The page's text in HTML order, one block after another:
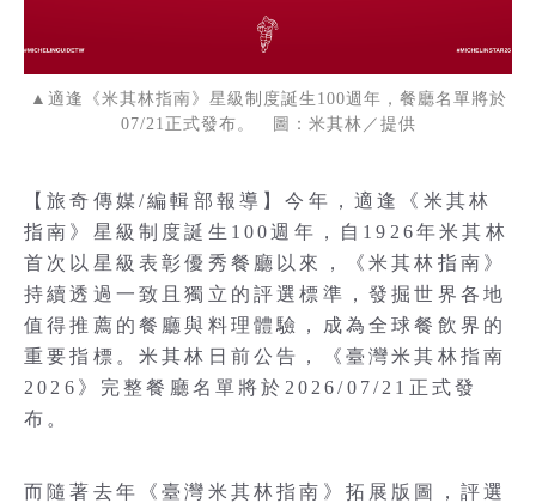
▲適逢《米其林指南》星級制度誕生100週年，餐廳名單將於
07/21正式發布。 圖：米其林／提供
【旅奇傳媒/編輯部報導】今年，適逢《米其林
指南》星級制度誕生100週年，自1926年米其林
首次以星級表彰優秀餐廳以來，《米其林指南》
持續透過一致且獨立的評選標準，發掘世界各地
值得推薦的餐廳與料理體驗，成為全球餐飲界的
重要指標。米其林日前公告，《臺灣米其林指南
2026》完整餐廳名單將於2026/07/21正式發
布。
而隨著去年《臺灣米其林指南》拓展版圖，評選